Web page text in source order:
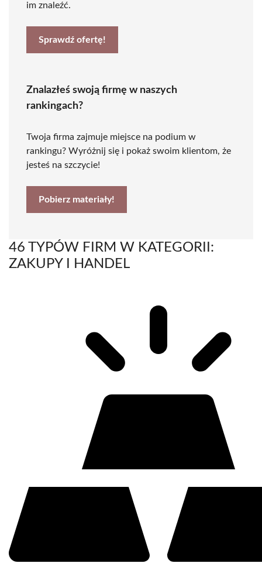
im znaleźć.
Sprawdź ofertę!
Znalazłeś swoją firmę w naszych
rankingach?
Twoja firma zajmuje miejsce na podium w
rankingu? Wyróżnij się i pokaż swoim klientom, że
jesteś na szczycie!
Pobierz materiały!
46 TYPÓW FIRM W KATEGORII:
ZAKUPY I HANDEL